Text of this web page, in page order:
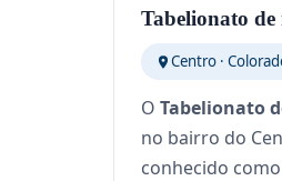
Tabelionato de
Centro ·
O Tabelionato
no bairro do
conhecido